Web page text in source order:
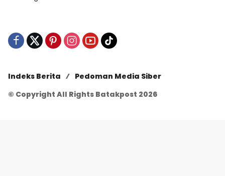
Indeks Berita
Pedoman Media Siber
© Copyright All Rights Batakpost 2026